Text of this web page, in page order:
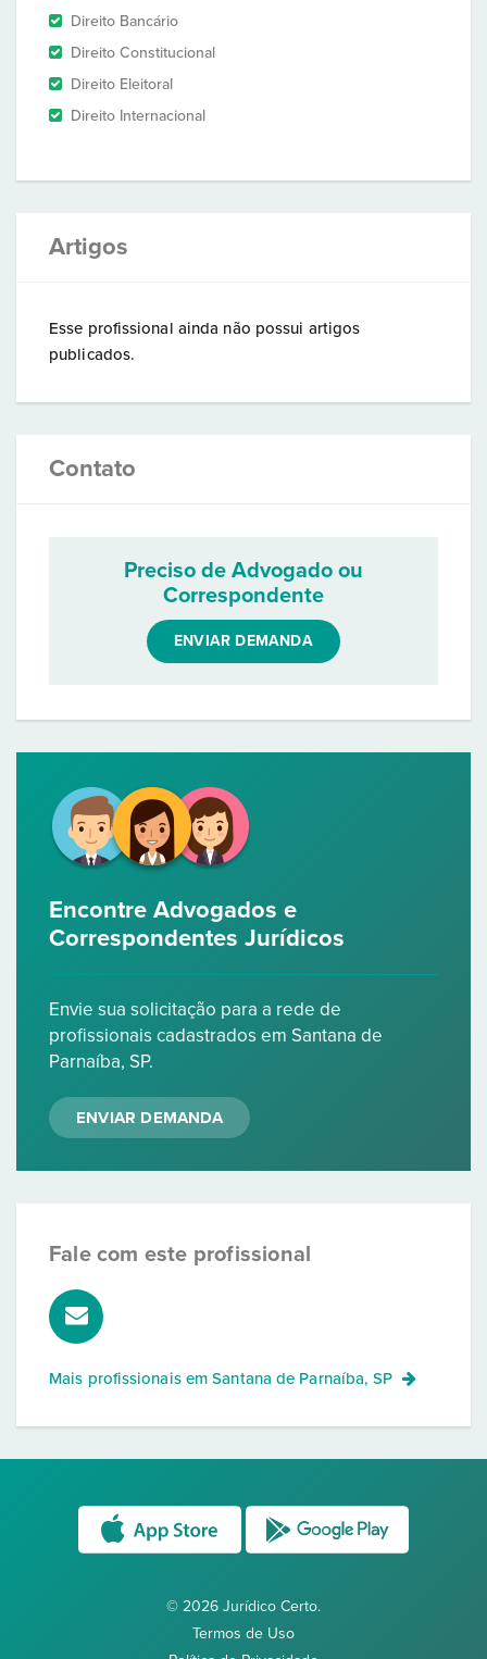
Direito Bancário
Direito Constitucional
Direito Eleitoral
Direito Internacional
Artigos
Esse profissional ainda não possui artigos
publicados.
Contato
Preciso de Advogado ou
Correspondente
ENVIAR DEMANDA
Encontre Advogados e
Correspondentes Jurídicos
Envie sua solicitação para a rede de
profissionais cadastrados em Santana de
Parnaíba, SP.
ENVIAR DEMANDA
Fale com este profissional
Mais profissionais emSantana de Parnaíba, SP
© 2026 Jurídico Certo.
Termos de Uso